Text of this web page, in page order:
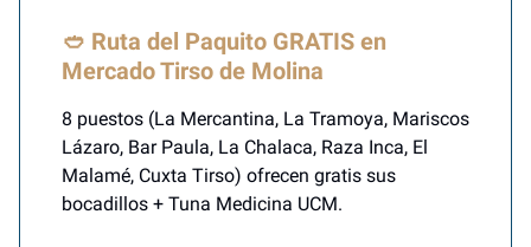
🥙 Ruta del Paquito GRATIS en
Mercado Tirso de Molina
8 puestos (La Mercantina, La Tramoya, Mariscos
Lázaro, Bar Paula, La Chalaca, Raza Inca, El
Malamé, Cuxta Tirso) ofrecen gratis sus
bocadillos + Tuna Medicina UCM.